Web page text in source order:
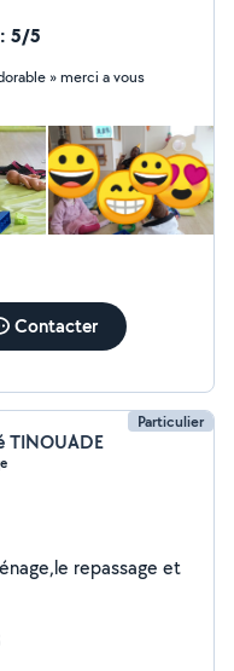
la semaine les
patiente et je
leur
enfance depuis
technique suite
ancienne structure
5/5
» merci a vous
Contacter
Particulier
TINOUADE
repassage et